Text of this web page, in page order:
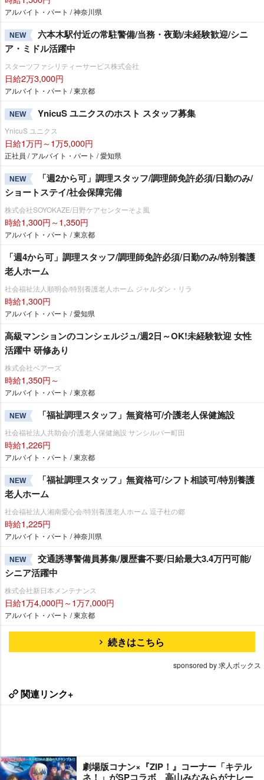
アルバイト・パート / 神奈川県
NEW
六本木駅付近の常駐警備/当務・夜勤/未経験歓迎/シニ
ア・ミドル活躍中
スターツファシリティーサービス株式会社
日給2万3,000円
アルバイト・パート / 東京都
NEW YnicuS ユニクスのホスト スタッフ募集
YnicuS ユニクス
日給1万円～1万5,000円
正社員 / アルバイト・パート / 愛知県
NEW
「週2から可」調理スタッフ/調理師免許必須/日勤のみ/
ショートステイ/社会保障完備
株式会社SOYOKAZE/日野ケアセンターそよ風
時給1,300円～1,350円
アルバイト・パート / 東京都
「週4から可」調理スタッフ/調理師免許必須/日勤のみ/特別養護
老人ホーム
社会福祉法人順明会/特別養護老人ホーム ジャルダン・リラ
時給1,300円
アルバイト・パート / 愛知県
高級マンションのコンシェルジュ/週2日～OK!未経験歓迎 女性
活躍中 研修あり
株式会社ベアーズ
時給1,350円～
アルバイト・パート / 東京都
NEW 「福祉調理スタッフ」無資格可/介護老人保健施設
社会福祉法人共助会/介護老人保健施設 サンシルバー町田
時給1,226円
アルバイト・パート / 東京都
NEW
「福祉調理スタッフ」無資格可/シフト相談可/特別養護
老人ホーム
社会福祉法人湘南愛心会/特別養護老人ホーム 逗子杜の郷
時給1,225円
アルバイト・パート / 神奈川県
NEW
交通誘導警備員募集/履歴書不要/日給最大3.4万円可能/
シニア活躍中
株式会社新日本メンテナンス
日給1万4,000円～1万7,000円
アルバイト・パート / 東京都
続きはこちら
sponsored by 求人ボックス
関連リンク+
劇場版コナン×『ZIP！』コーナー「キテル
ネ！」がSPコラボ 高山みなみらがナレー